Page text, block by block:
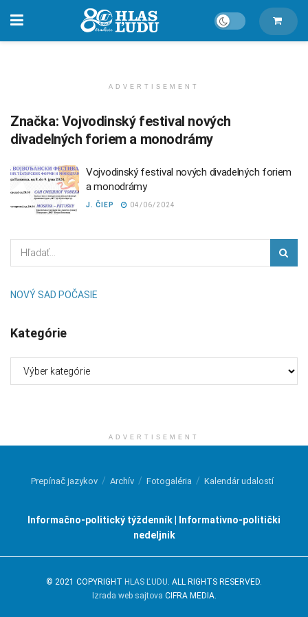
ADVERTISEMENT
Značka: Vojvodinský festival nových
divadelných foriem a monodrámy
Vojvodinský festival nových divadelných foriem
a monodrámy
J. ČIEP 04/06/2024
NOVÝ SAD POČASIE
Kategórie
ADVERTISEMENT
Prepínač jazykov Archív Fotogaléria Kalendár udalostí
Informačno-politický týždenník | Informativno-politički
nedeljnik
© 2021 COPYRIGHT HLAS ĽUDU . ALL RIGHTS RESERVED.
Izrada web sajtova CIFRA MEDIA.